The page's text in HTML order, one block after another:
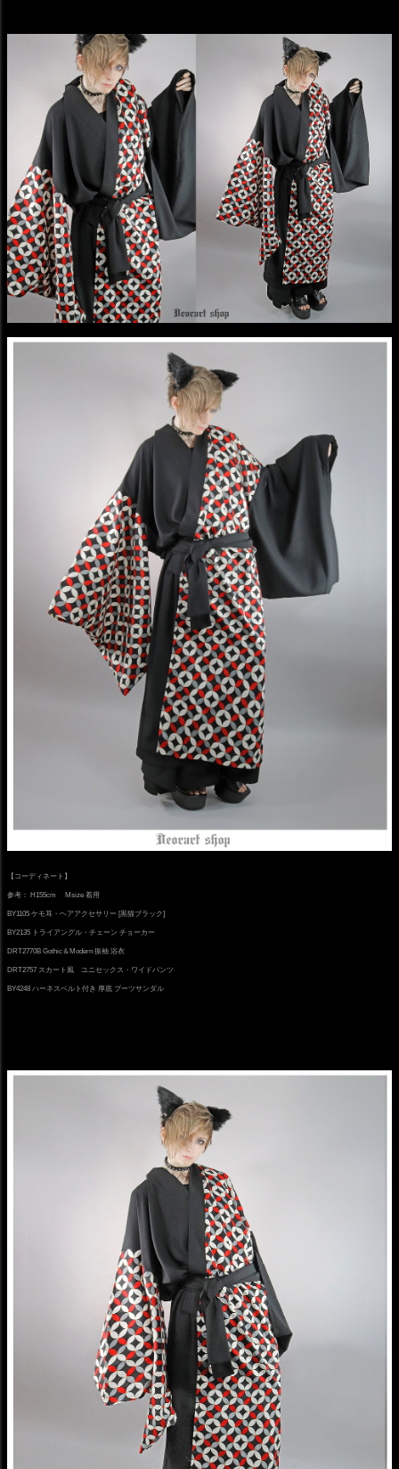
【コーディネート】
参考： H155cm Msize 着用
BY1105 ケモ耳・ヘアアクセサリー [黒猫ブラック]
BY2135 トライアングル・チェーン チョーカー
DRT2770B Gothic＆Modern 振袖 浴衣
DRT2757 スカート風 ユニセックス・ワイドパンツ
BY4248 ハーネスベルト付き 厚底 ブーツサンダル